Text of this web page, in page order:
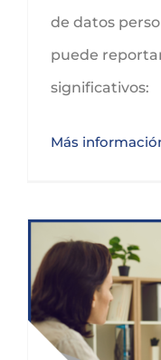
de datos
puede
significativos:
Más